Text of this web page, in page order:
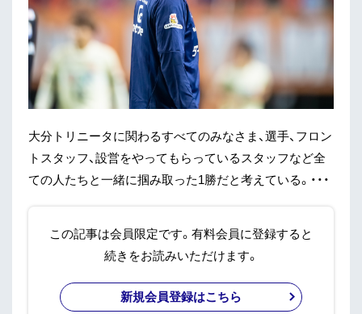
大分トリニータに関わるすべてのみなさま、選手、フロン
トスタッフ、設営をやってもらっているスタッフなど全
ての人たちと一緒に掴み取った1勝だと考えている。・・・
この記事は会員限定です。有料会員に登録すると
続きをお読みいただけます。
新規会員登録はこちら